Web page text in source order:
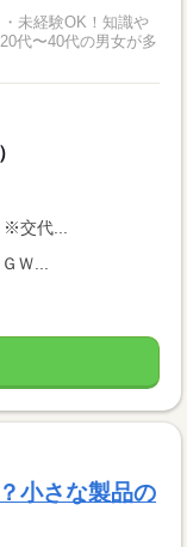
未経験OK！知識や
〜40代の男女が多
※交代...
Ｗ...
小さな製品の